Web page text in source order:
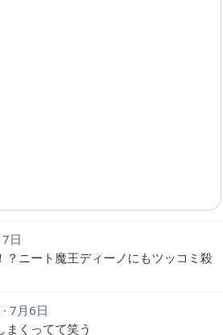
日
ニート魔王ディーノにもツッコミ殺
7月6日
まくってて笑う